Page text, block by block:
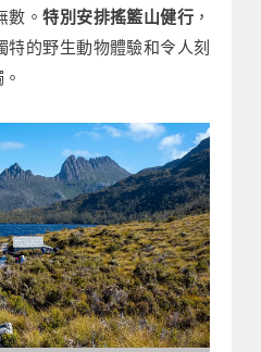
數。特別安排搖籃山健行 ，
特的野生動物體驗和令人刻